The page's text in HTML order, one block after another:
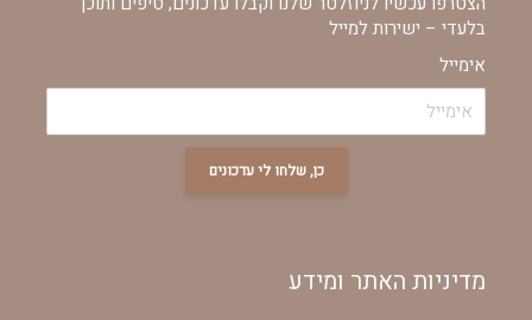
בלעדי – ישירות למייל
אימייל
כן, שלחו לי עדכונים
מדיניות האתר ומידע